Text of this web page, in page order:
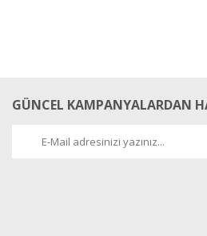
GÜNCEL KAMPANYALARDAN